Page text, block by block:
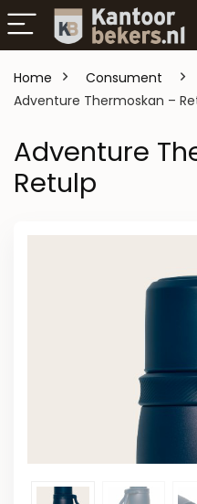
Home Consument
Adventure Thermoskan –
Adventure
Retulp